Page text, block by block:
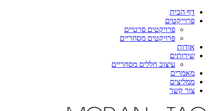
דף הבית
פרוייקטים
פרויקטים פרטיים
פרויקטים מסחריים
אודות
שירותים
עיצוב חללים מסחריים
מאמרים
ממליצים
צור קשר